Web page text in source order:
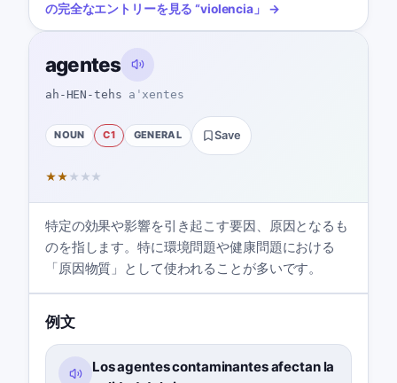
の完全なエントリーを見る “violencia」 →
agentes
ah-HEN-tehs aˈxentes
NOUN C1 GENERAL Save
★★ ★ ★ ★
特定の効果や影響を引き起こす要因、原因となるも
のを指します。特に環境問題や健康問題における
「原因物質」として使われることが多いです。
例文
Los agentes contaminantes afectan la